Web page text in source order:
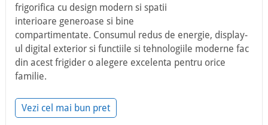
frigorifica cu design modern si spatii
interioare generoase si bine
compartimentate. Consumul redus de energie, display-
ul digital exterior si functiile si tehnologiile moderne fac
din acest frigider o alegere excelenta pentru orice
familie.
Vezi cel mai bun pret